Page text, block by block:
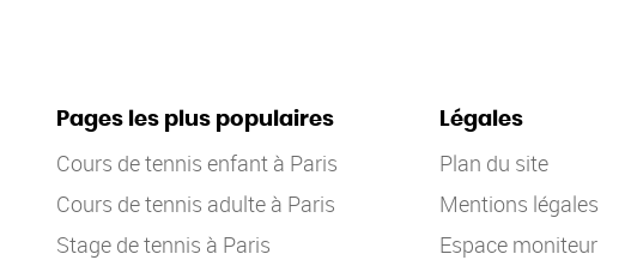
Pages les plus populaires
Cours de tennis enfant à Paris
Cours de tennis adulte à Paris
Stage de tennis à Paris
Légales
Plan du site
Mentions légales
Espace moniteur